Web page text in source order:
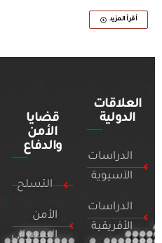
أقرأ المزيد
العلاقات
الدولية
الدراسات
الآسيوية
الدراسات
الأفريقية
قضايا
الأمن
والدفاع
التسلح
الأمن
السيبراني